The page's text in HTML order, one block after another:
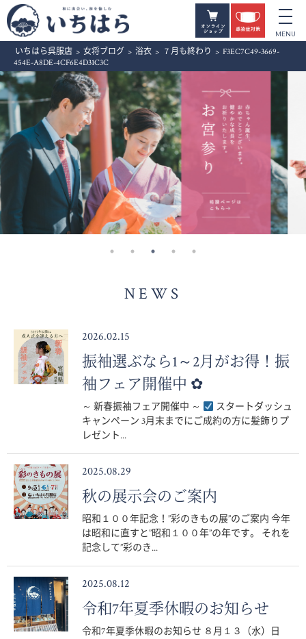
いちはら呉服店 > 女将ブログ > 浴衣 > ７月も終わり > F3EC7C49-3669-
454E-A8DE-4CF6E4D31C3C
NEWS
2026.02.15
振袖選ぶなら1～2月がお得！振
袖フェア開催中 ✿
～ 新春振袖フェア開催中 ～
スタートダッシュ
キャンペーン 3月末までにご成約の方に髪飾りプ
レゼント...
2025.08.29
秋の展示会のご案内
昭和１００年記念！”彩のきもの展”のご案内 今年
は昭和に直すと”昭和１００年”の年です。 それを
記念して”彩のき...
2025.08.12
令和7年夏季休暇のお知らせ
令和7年夏季休暇のお知らせ ８月１３（水）日